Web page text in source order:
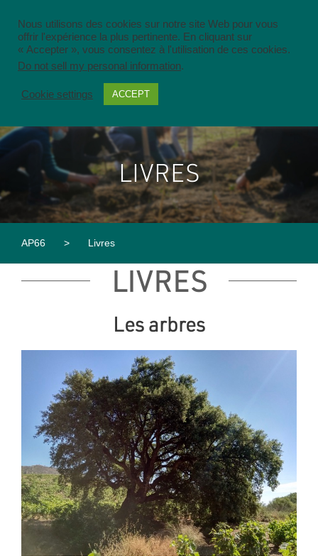
LIVRES
AP66 > Livres
LIVRES
Les arbres
Nous utilisons des cookies sur notre site Web pour vous
offrir l'expérience la plus pertinente. En cliquant sur
« Accepter », vous consentez à l'utilisation de ces cookies.
Do not sell my personal information.
Cookie settings ACCEPT